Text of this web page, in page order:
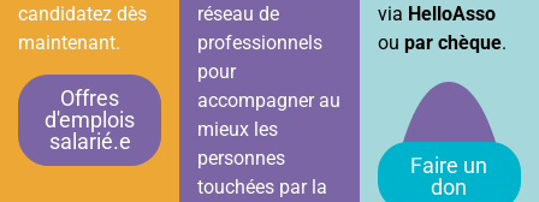
candidatez dès
maintenant.
Offres
d'emplois
salarié.e
réseau de
professionnels
pour
accompagner au
mieux les
personnes
touchées par la
via HelloAsso
ou par chèque.
Faire un
don